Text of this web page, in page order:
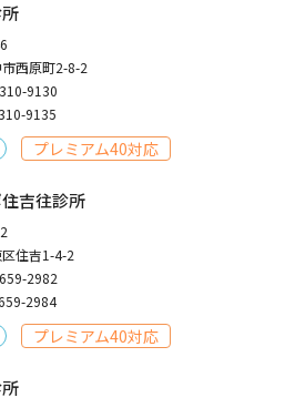
西原町2-8-2
9130
9135
プレミアム40対応
吉往診所
住吉1-4-2
2982
2984
プレミアム40対応